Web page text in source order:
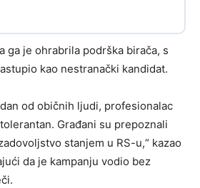
ga je ohrabrila podrška birača, s
kao nestranački kandidat.
od običnih ljudi, profesionalac
Građani su prepoznali
stanjem u RS-u,“ kazao
da je kampanju vodio bez